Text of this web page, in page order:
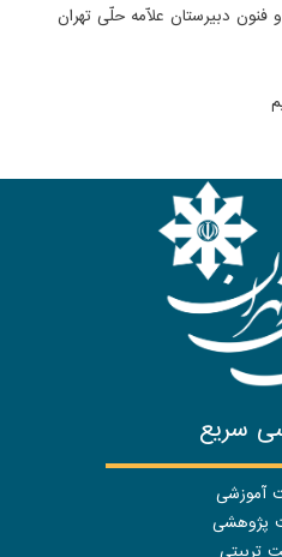
فنون دبیرستان علّامه حلّی تهران
سریع
آموزشی
پژوهشی
تربیتی